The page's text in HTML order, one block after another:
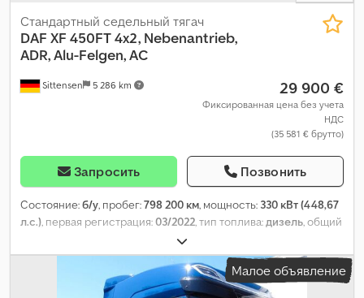
Sittensen 5 286 km
Стандартный седельный тягач
DAF XF 450FT 4x2, Nebenantrieb,
ADR, Alu-Felgen, AC
29 900 €
Фиксированная цена без учета
НДС
(35 581 € брутто)
Запросить Позвонить
Состояние:б/у, пробег:798 200 км, мощность: 330 кВт (448,67
л.с.), первая регистрация:03/2022, тип топлива:дизель, общий
, конфигурация осей:
передачи:автоматический, класс выбросов:Евро 6,
ABS, кондиционер, отопитель стояночный,
электронная программа стабилизации (ESP),
Малое объявление